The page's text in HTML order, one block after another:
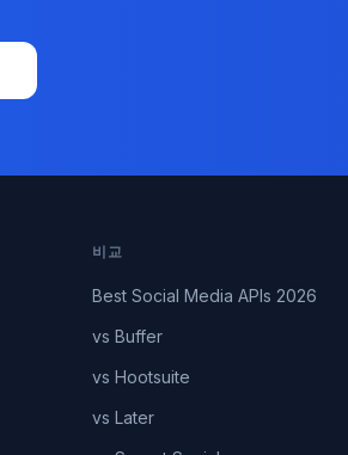
비교
Best Social Media APIs 2026
vs Buffer
vs Hootsuite
vs Later